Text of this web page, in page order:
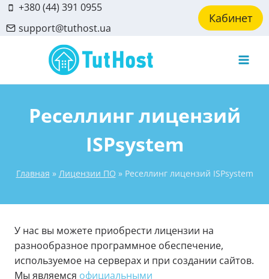
Skip
to
content
+380 (44) 391 0955
support@tuthost.ua
Кабинет
Реселлинг лицензий
ISPsystem
Главная » Лицензии ПО » Реселлинг лицензий ISPsystem
У нас вы можете приобрести лицензии на
разнообразное программное обеспечение,
используемое на серверах и при создании сайтов.
Мы являемся официальными